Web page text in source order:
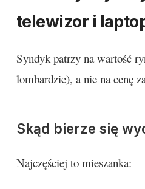
telewizor i
Syndyk patrzy na wartość
lombardzie), a nie na cenę
Skąd bierze się
Najczęściej to mieszanka: